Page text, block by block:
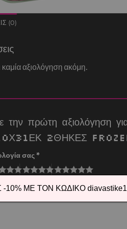
(0)
αξιολόγηση ακόμη.
την πρώτη
2ΘΗΚΕΣ
σας *
σας *
10% ΜΕ ΤΟΝ ΚΩΔΙΚΟ